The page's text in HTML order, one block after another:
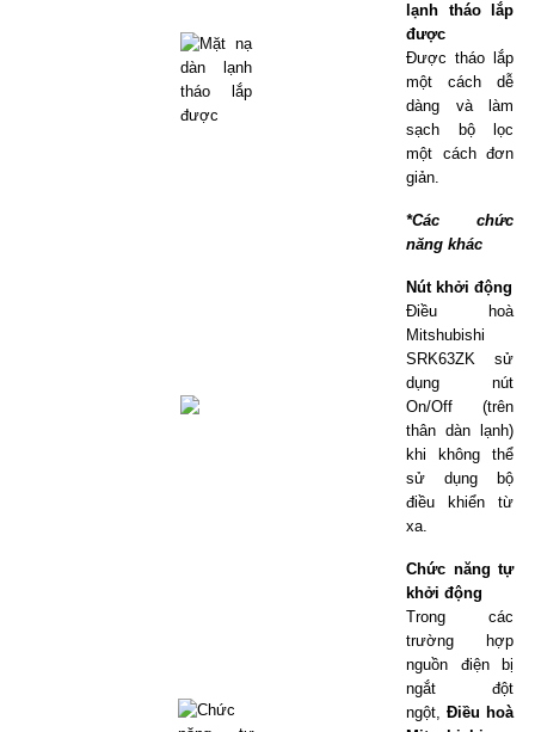
lạnh tháo lắp
được
Được tháo lắp
một cách dễ
dàng và làm
sạch bộ lọc
một cách đơn
giản.
*Các chức
năng khác
Nút khởi động
Điều hoà
Mitshubishi
SRK63ZK sử
dụng nút
On/Off (trên
thân dàn lạnh)
khi không thể
sử dụng bộ
điều khiển từ
xa.
Chức năng tự
khởi động
Trong các
trường hợp
nguồn điện bị
ngắt đột
ngột, Điều hoà